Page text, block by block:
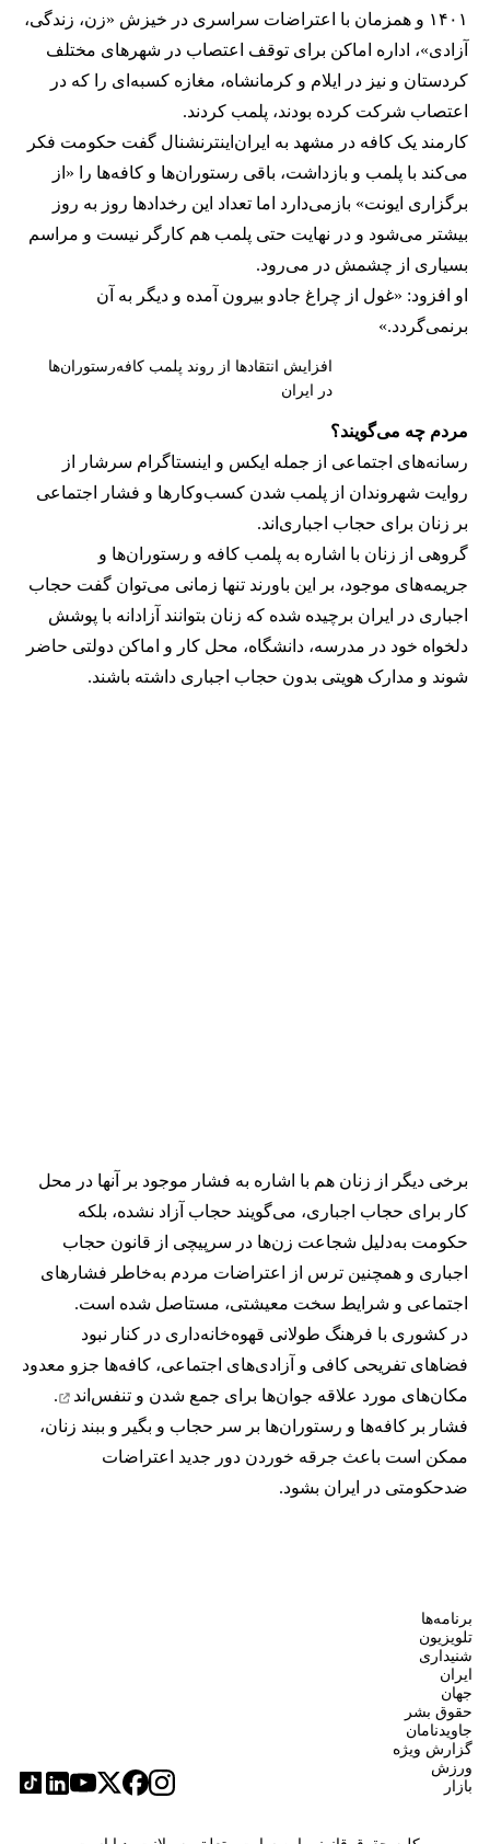
۱۴۰۱ و همزمان با اعتراضات سراسری در خیزش «زن، زندگی،
آزادی»، اداره اماکن برای توقف اعتصاب در شهرهای مختلف
کردستان و نیز در ایلام و کرمانشاه، مغازه کسبه‌ای را که در
اعتصاب شرکت کرده بودند، پلمب کردند.
کارمند یک کافه در مشهد به ایران‌اینترنشنال گفت حکومت فکر
می‌کند با پلمب و بازداشت، باقی رستوران‌ها و کافه‌ها را «از
برگزاری ایونت» بازمی‌دارد اما تعداد این رخدادها روز به روز
بیشتر می‌شود و در نهایت حتی پلمب هم کارگر نیست و مراسم
بسیاری از چشمش در می‌رود.
او افزود: «غول از چراغ جادو بیرون آمده و دیگر به آن
برنمی‎‌گردد.»
افزایش انتقادها از روند پلمب کافه‌رستوران‌ها
در ایران
مردم چه می‌گویند؟
رسانه‎‌های اجتماعی از جمله ایکس و اینستاگرام سرشار از
روایت شهروندان از پلمب شدن کسب‌وکارها و فشار اجتماعی
بر زنان برای حجاب اجباری‌اند.
گروهی از زنان با اشاره به پلمب کافه و رستوران‌ها و
جریمه‌های موجود، بر این باورند تنها زمانی می‌توان گفت حجاب
اجباری در ایران برچیده شده که زنان بتوانند آزادانه با پوشش
دلخواه خود در مدرسه، دانشگاه، محل کار و اماکن دولتی حاضر
شوند و مدارک هویتی بدون حجاب اجباری داشته باشند.
برخی دیگر از زنان هم با اشاره به فشار موجود بر آنها در محل
کار برای حجاب اجباری، می‌گویند حجاب آزاد نشده، بلکه
حکومت به‌دلیل شجاعت زن‌ها در سرپیچی از قانون حجاب
اجباری و همچنین ترس از اعتراضات مردم به‌خاطر فشارهای
اجتماعی و شرایط سخت معیشتی، مستاصل شده است.
در کشوری با فرهنگ طولانی قهوه‌‌خانه‌داری در کنار نبود
فضاهای تفریحی کافی و آزادی‌های اجتماعی، کافه‌ها جزو معدود
مکان‌های مورد علاقه جوان‌ها برای جمع شدن و تنفس‌اند
.
فشار بر کافه‌ها و رستوران‌ها بر سر حجاب و بگیر و ببند زنان،
ممکن است باعث جرقه خوردن دور جدید اعتراضات
ضدحکومتی در ایران بشود.
برنامه‌ها
تلویزیون
شنیداری
ایران
جهان
حقوق بشر
جاویدنامان
گزارش ویژه
ورزش
بازار